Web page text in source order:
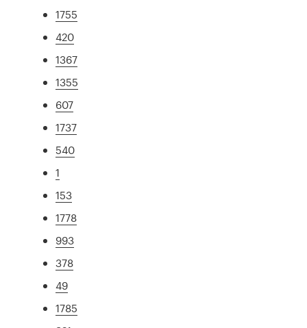
1755
420
1367
1355
607
1737
540
1
153
1778
993
378
49
1785